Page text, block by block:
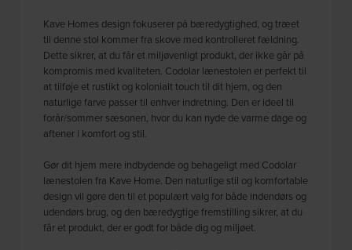
Kave Homes design fokuserer på bæredygtighed, og træet
til denne stol kommer fra skove med kontrolleret fældning.
Dette sikrer, at du får et miljøvenligt produkt, der ikke går på
kompromis med kvaliteten. Codolar lænestolen er perfekt til
at tilføje et rustikt og kolonialt touch til dit hjem, og den
naturlige farve passer til enhver indretning. Den er ideel til
forår/sommer sæsonen, hvor du kan nyde de varme dage og
aftener i komfort og stil.
Gør dit hjem mere indbydende og behageligt med Codolar
lænestolen fra Kave Home. Den naturlige stil og komfortable
design vil gøre den til et populært valg for både indendørs og
udendørs brug, og den bæredygtige fremstilling sikrer, at du
får et produkt, der er godt for både dig og miljøet.